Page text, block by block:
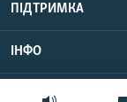
ПІДТРИМКА
ІНФО